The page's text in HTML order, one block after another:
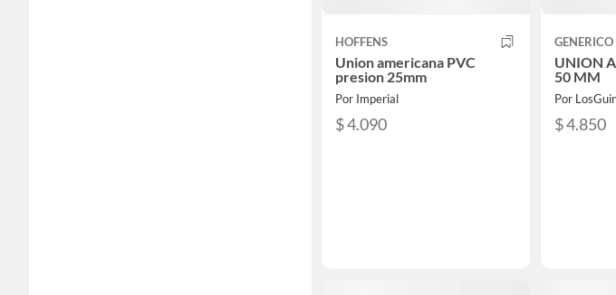
HOFFENS
Union americana PVC
presion 25mm
Por Imperial
$ 4.090
GENERICO
UNION
50 MM
Por
$ 4.850